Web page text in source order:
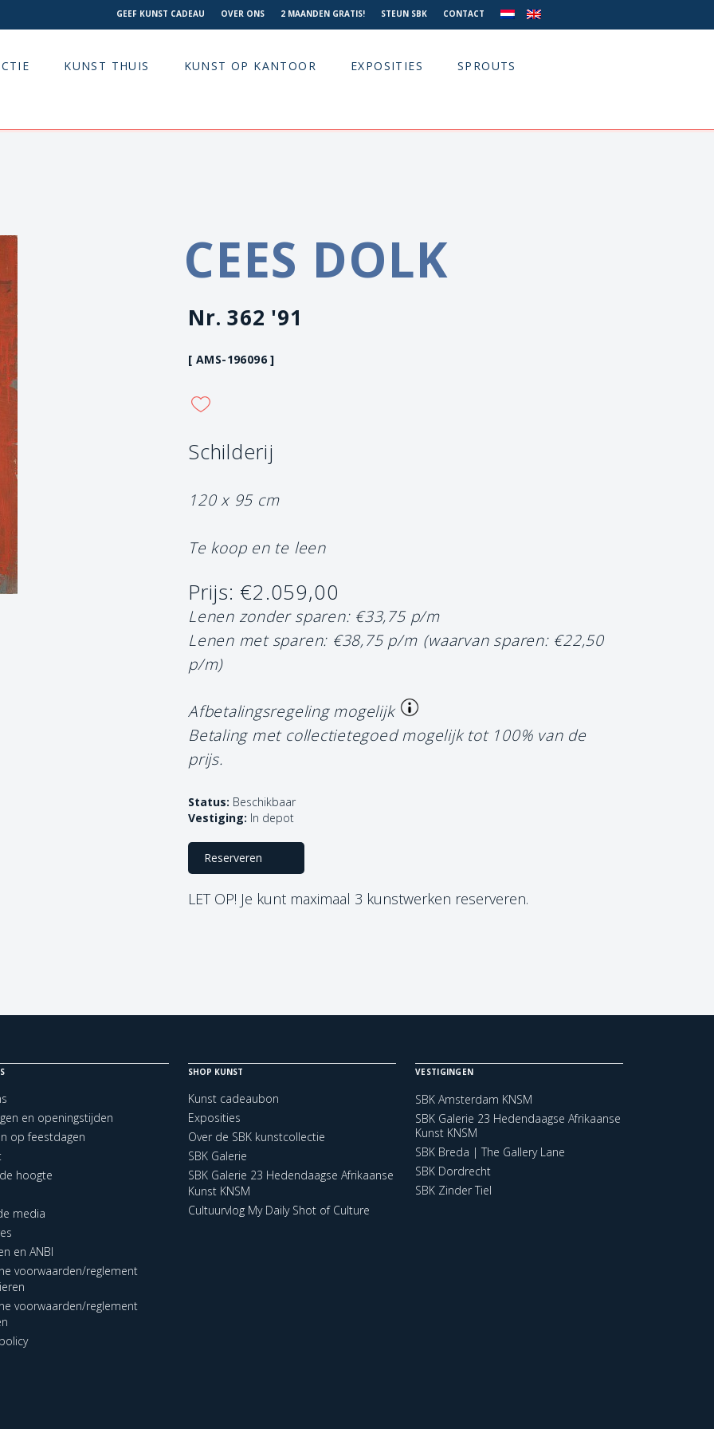
GEEF KUNST CADEAU OVER ONS 2 MAANDEN GRATIS! STEUN SBK CONTACT
KUNST THUIS KUNST OP KANTOOR EXPOSITIES SPROUTS
CEES DOLK
Nr. 362 '91
[ AMS-196096 ]
Schilderij
120 x 95 cm
Te koop en te leen
Prijs: €2.059,00
Lenen zonder sparen: €33,75 p/m
Lenen met sparen: €38,75 p/m (waarvan sparen: €22,50
p/m)
Afbetalingsregeling mogelijk
Betaling met collectietegoed mogelijk tot 100% van de
prijs.
Status: Beschikbaar
Vestiging: In depot
Reserveren
LET OP! Je kunt maximaal 3 kunstwerken reserveren.
en openingstijden
op feestdagen
hoogte
media
en ANBI
voorwaarden/reglement
voorwaarden/reglement
SHOP KUNST
Kunst cadeaubon
Exposities
Over de SBK kunstcollectie
SBK Galerie
SBK Galerie 23 Hedendaagse Afrikaanse
Kunst KNSM
Cultuurvlog My Daily Shot of Culture
VESTIGINGEN
SBK Amsterdam KNSM
SBK Galerie 23 Hedendaagse Afrikaanse
Kunst KNSM
SBK Breda | The Gallery Lane
SBK Dordrecht
SBK Zinder Tiel